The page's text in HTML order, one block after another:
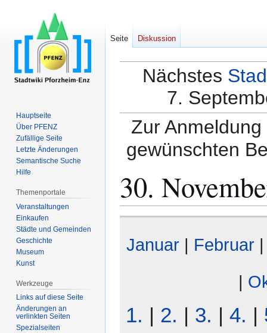
Nächstes
7.
Zur
gewünschten
30.
springen
springen
Januar| Februar
|
1. | 2. | 3. | 4. |
Seite Diskussion
Hauptseite
Über PFENZ
Zufällige Seite
Letzte Änderungen
Semantische Suche
Hilfe
Themenportale
Veranstaltungen
Einkaufen
Städte und Gemeinden
Geschichte
Museum
Kunst
Werkzeuge
Links auf diese Seite
Änderungen an
verlinkten Seiten
Spezialseiten